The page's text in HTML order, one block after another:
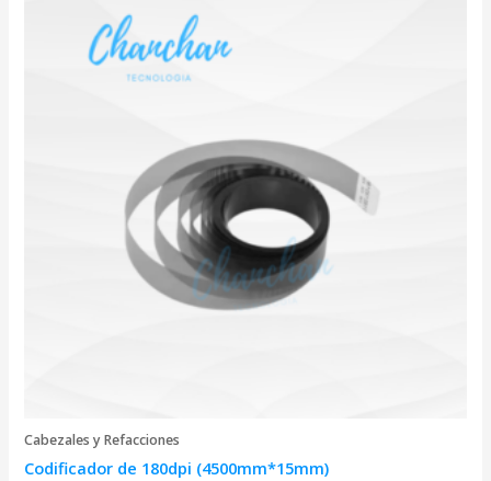
Cabezales y Refacciones
Codificador de 180dpi (4500mm*15mm)